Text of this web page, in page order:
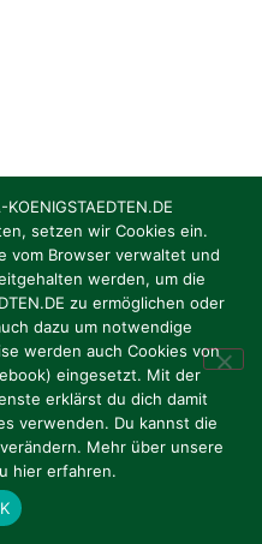
setzen wir Cookies ein.
vom Browser verwaltet und
werden, um die
zu ermöglichen oder
dazu um notwendige
werden auch Cookies von
eingesetzt. Mit der
erklärst du dich damit
verwenden. Du kannst die
Mehr über unsere
hier erfahren.